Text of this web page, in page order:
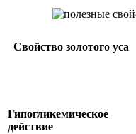
Свойство золотого уса
Гипогликемическое
действие